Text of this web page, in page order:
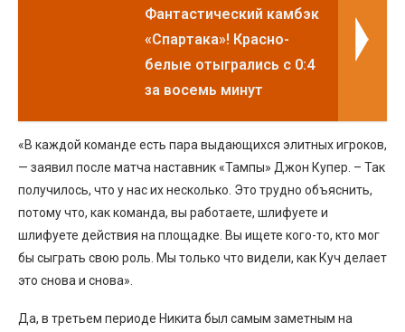
Фантастический камбэк
«Спартака»! Красно-
белые отыгрались с 0:4
за восемь минут
«В каждой команде есть пара выдающихся элитных игроков,
— заявил после матча наставник «Тампы» Джон Купер. – Так
получилось, что у нас их несколько. Это трудно объяснить,
потому что, как команда, вы работаете, шлифуете и
шлифуете действия на площадке. Вы ищете кого-то, кто мог
бы сыграть свою роль. Мы только что видели, как Куч делает
это снова и снова».
Да, в третьем периоде Никита был самым заметным на